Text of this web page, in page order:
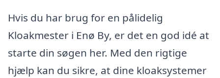
Hvis du har brug for en pålidelig
Kloakmester i Enø By, er det en god idé at
starte din søgen her. Med den rigtige
hjælp kan du sikre, at dine kloaksystemer